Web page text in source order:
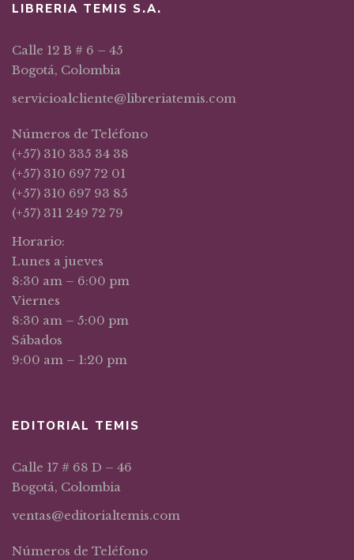
LIBRERIA TEMIS S.A.
Calle 12 B # 6 – 45
Bogotá, Colombia
servicioalcliente@libreriatemis.com
Números de Teléfono
(+57) 310 335 34 38
(+57) 310 697 72 01
(+57) 310 697 93 85
(+57) 311 249 72 79
Horario:
Lunes a jueves
8:30 am – 6:00 pm
Viernes
8:30 am – 5:00 pm
Sábados
9:00 am – 1:20 pm
EDITORIAL TEMIS
Calle 17 # 68 D – 46
Bogotá, Colombia
ventas@editorialtemis.com
Números de Teléfono